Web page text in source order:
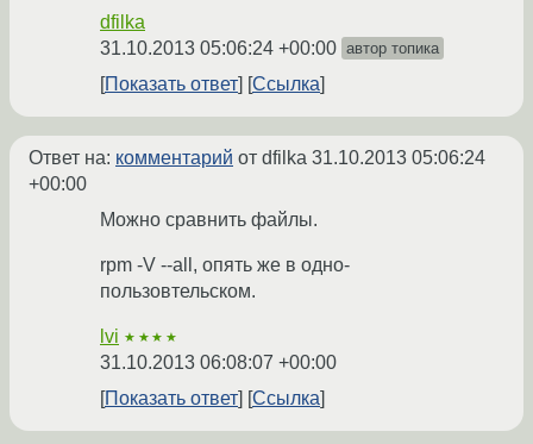
dfilka
31.10.2013 05:06:24 +00:00 автор топика
Показать ответ Ссылка
Ответ на: комментарий от dfilka 31.10.2013 05:06:24
+00:00
Можно сравнить файлы.
rpm -V --all, опять же в одно-
пользовтельском.
lvi ★★★★
31.10.2013 06:08:07 +00:00
Показать ответ
Ссылка